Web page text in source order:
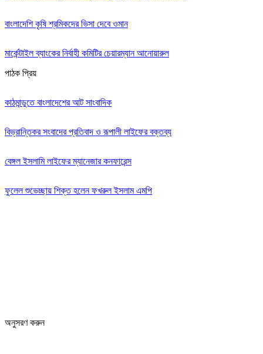
বাংলাদেশি কৃষি শ্রমিকদের ভিসা দেবে ওমান
মার্কেন্টাইল ব্যাংকের নির্বাহী কমিটির চেয়ারম্যান আনোয়ারুল
পাঠক প্রিয়
কাঠমান্ডুতে বাংলাদেশের আট সাংবাদিক
বিভ্রান্তিকর সংবাদের প্রতিবাদ ও রূপালী লাইফের বক্তব্য
বেঙ্গল ইসলামি লাইফের ম্যানেজার কনফারেন্স
ফুলেল শুভেচ্ছায় শিক্ত হলেন ফখরুল ইসলাম এমপি
অনুসরণ করুন